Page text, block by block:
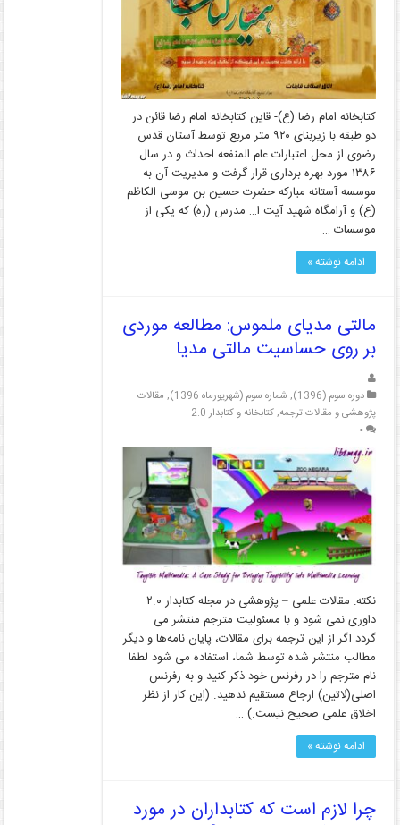
کتابخانه امام رضا (ع)- قاین کتابخانه امام رضا قائن در
دو طبقه با زیربنای ۹۲۰ متر مربع توسط آستان قدس
رضوی از محل اعتبارات عام المنفعه احداث و در سال
۱۳۸۶ مورد بهره برداری قرار گرفت و مدیریت آن به
موسسه آستانه مبارکه حضرت حسین بن موسی الکاظم
(ع) و آرامگاه شهید آیت ا… مدرس (ره) که یکی از
موسسات …
ادامه نوشته »
مالتی مدیای ملموس: مطالعه موردی
بر روی حساسیت مالتی مدیا
دوره سوم (1396) , شماره سوم (شهریورماه 1396) , مقالات
پژوهشی و مقالات ترجمه,کتابخانه و کتابدار 2.0
۰
نکته: مقالات علمی – پژوهشی در مجله کتابدار ۲.۰
داوری نمی شود و با مسئولیت مترجم منتشر می
گردد.اگر از این ترجمه برای مقالات، پایان نامه‌ها و دیگر
مطالب منتشر شده توسط شما، استفاده می شود لطفا
نام مترجم را در رفرنس خود ذکر کنید و به رفرنس
اصلی(لاتین) ارجاع مستقیم ندهید. (این کار از نظر
اخلاق علمی صحیح نیست.) …
ادامه نوشته »
چرا لازم است که کتابداران در مورد